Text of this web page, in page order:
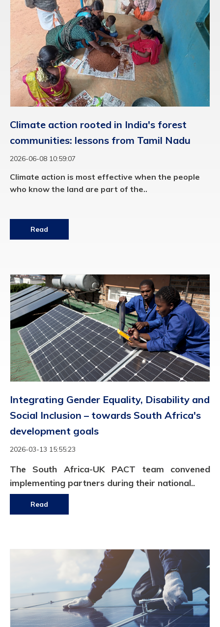
Climate action rooted in India's forest
communities: lessons from Tamil Nadu
2026-06-08 10:59:07
Climate action is most effective when the people
who know the land are part of the..
Read
Integrating Gender Equality, Disability and
Social Inclusion – towards South Africa's
development goals
2026-03-13 15:55:23
The South Africa-UK PACT team convened
implementing partners during their national..
Read